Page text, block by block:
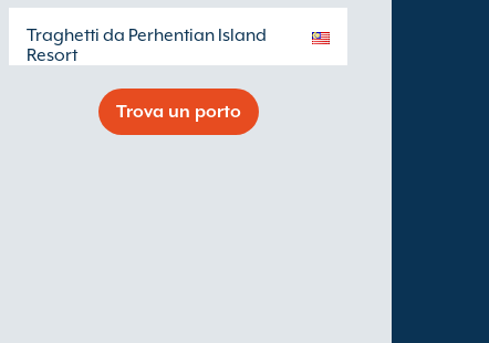
Traghetti da Perhentian Island
Resort
Trova un porto